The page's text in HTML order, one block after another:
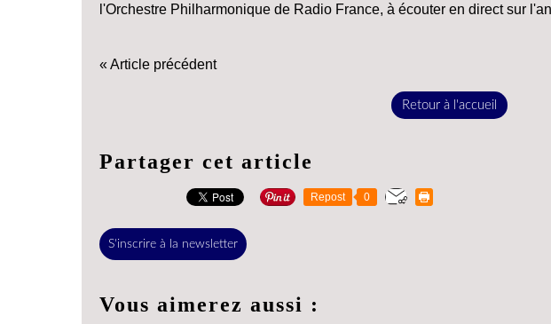
l'Orchestre Philharmonique de Radio France, à écouter en direct sur
« Article précédent
Retour à l'accueil
Partager cet article
Repost 0
S'inscrire à la newsletter
Vous aimerez aussi :